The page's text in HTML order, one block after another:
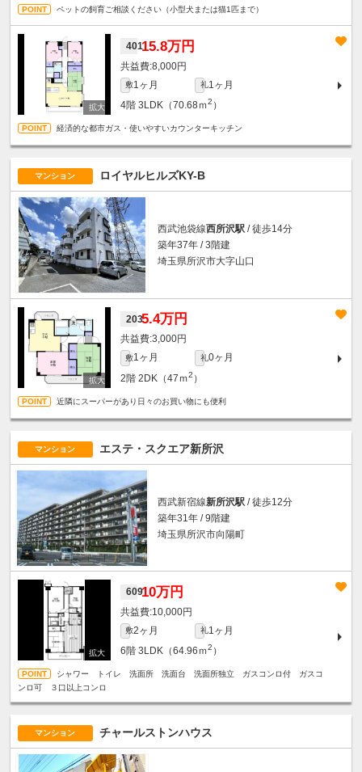
ペットの飼育ご相談ください（小型犬または猫1匹まで）
40115.8万円
8,000円
敷1ヶ月 礼1ヶ月
4階 3LDK（70.68ｍ2 ）
経済的な都市ガス・使いやすいカウンターキッチン
マンション ロイヤルヒルズKY-B
西武池袋線西所沢駅 / 徒歩14分
築年37年 / 3階建
埼玉県所沢市大字山口
2035.4万円
3,000円
敷1ヶ月 礼0ヶ月
2階 2DK（47ｍ2 ）
近隣にスーパーがあり日々のお買い物にも便利
マンション エステ・スクエア新所沢
西武新宿線新所沢駅 / 徒歩12分
築年31年 / 9階建
埼玉県所沢市向陽町
60910万円
10,000円
敷2ヶ月 礼1ヶ月
6階 3LDK（64.96ｍ2 ）
シャワー トイレ 洗面所 洗面台 洗面所独立 ガスコンロ付 ガスコ
ンロ可 ３口以上コンロ
マンション チャールストンハウス